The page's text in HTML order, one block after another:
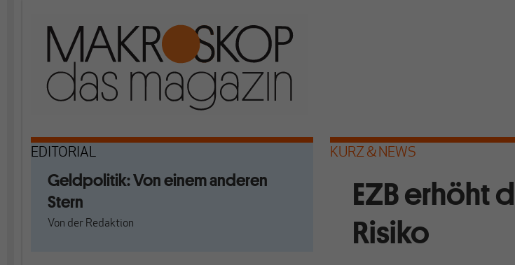
EDITORIAL
Geldpolitik: Von einem anderen
Stern
Von der Redaktion
KURZ & NEWS
EZB erhöht
Risiko